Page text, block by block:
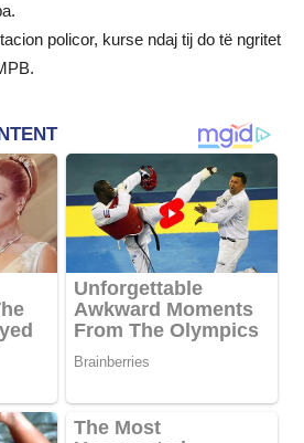
policor, kurse ndaj tij do të ngritet